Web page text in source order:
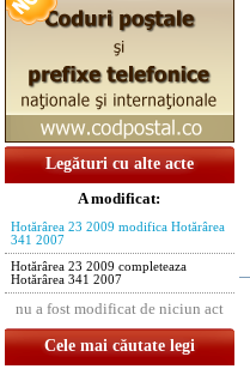
Legături cu alte acte
A modificat:
Hotărârea 23 2009 modifica Hotărârea
341 2007
Hotărârea 23 2009 completeaza
Hotărârea 341 2007
nu a fost modificat de niciun act
Cele mai căutate legi